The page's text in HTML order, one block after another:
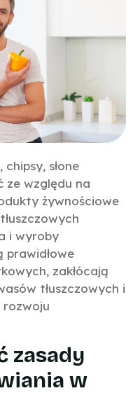
słone
ze względu na
żywnościowe
i wyroby
prawidłowe
zakłócają
tłuszczowych i
rozwoju
zasady
w